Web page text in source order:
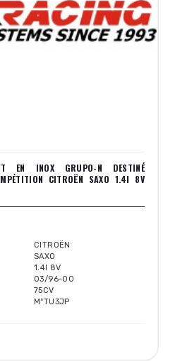
EN INOX GRUPO-N DESTINÉ
CITROËN SAXO 1.4I 8V
CITROËN
SAXO
1.4I 8V
03/96-00
75CV
MºTU3JP